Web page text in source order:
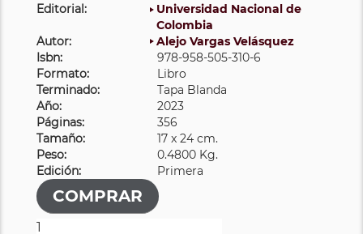
Editorial:
Universidad Nacional de
Colombia
Autor:
Alejo Vargas Velásquez
Isbn:
978-958-505-310-6
Formato:
Libro
Terminado:
Tapa Blanda
Año:
2023
Páginas:
356
Tamaño:
17 x 24 cm.
Peso:
0.4800 Kg.
Edición:
Primera